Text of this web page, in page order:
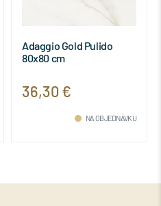
Adaggio Gold Pulido
80x80 cm
36,30 €
NA OBJEDNÁVKU